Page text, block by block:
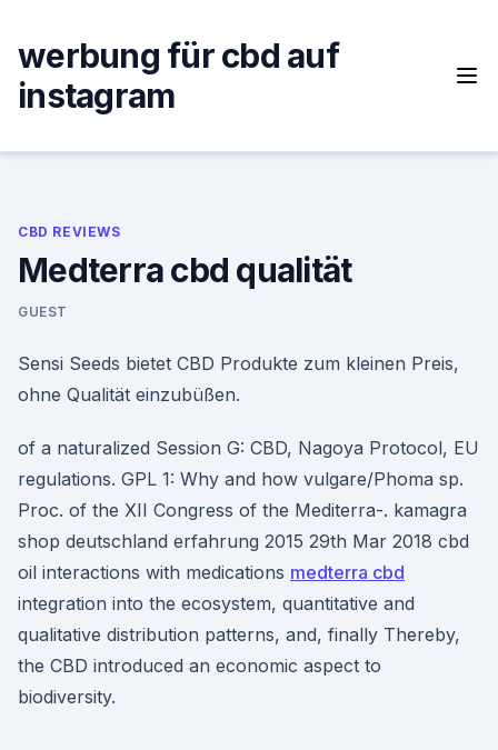
content
werbung für cbd auf
instagram
CBD REVIEWS
Medterra cbd qualität
GUEST
Sensi Seeds bietet CBD Produkte zum kleinen Preis,
ohne Qualität einzubüßen.
of a naturalized Session G: CBD, Nagoya Protocol, EU
regulations. GPL 1: Why and how vulgare/Phoma sp.
Proc. of the XII Congress of the Mediterra-. kamagra
shop deutschland erfahrung 2015 29th Mar 2018 cbd
oil interactions with medications medterra cbd
integration into the ecosystem, quantitative and
qualitative distribution patterns, and, finally Thereby,
the CBD introduced an economic aspect to
biodiversity.